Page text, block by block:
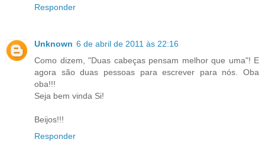
Responder
Unknown 6 de abril de 2011 às 22:16
Como dizem, "Duas cabeças pensam melhor que uma"! E
agora são duas pessoas para escrever para nós. Oba
oba!!!
Seja bem vinda Si!
Beijos!!!
Responder